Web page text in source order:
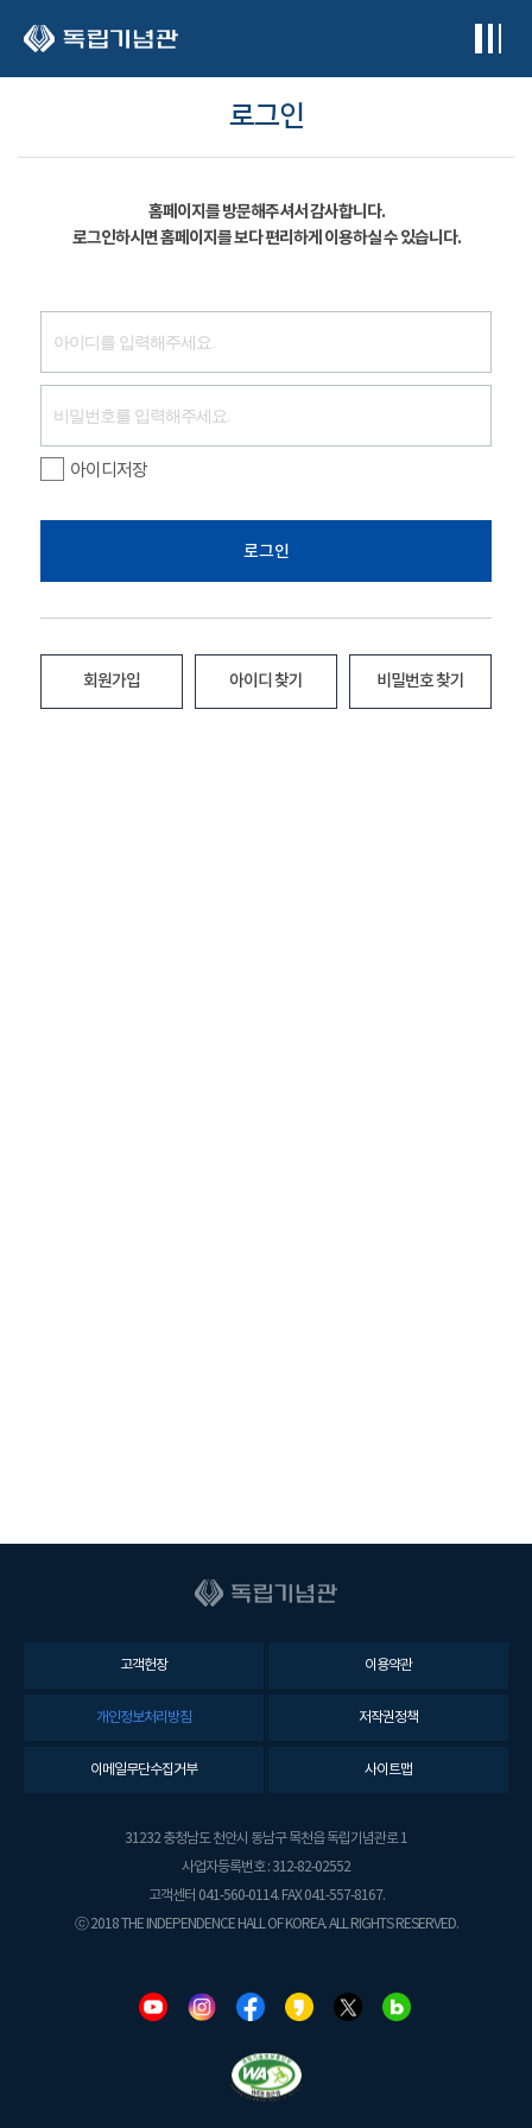
로그인
홈페이지를 방문해주셔서 감사합니다.
로그인하시면 홈페이지를 보다 편리하게 이용하실 수 있습니다.
아이디저장
로그인
회원가입 아이디 찾기 비밀번호 찾기
고객헌장 이용약관
개인정보처리방침 저작권정책
이메일무단수집거부 사이트맵
31232 충청남도 천안시 동남구 목천읍 독립기념관로 1
사업자등록번호 : 312-82-02552
고객센터 041-560-0114. FAX 041-557-8167.
ⓒ 2018 THE INDEPENDENCE HALL OF KOREA. ALL RIGHTS RESERVED.